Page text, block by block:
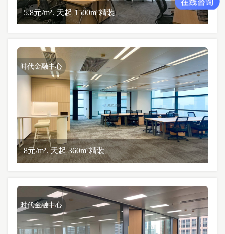
5.8元/m². 天起 1500m²精装
时代金融中心
8元/m². 天起 360m²精装
时代金融中心